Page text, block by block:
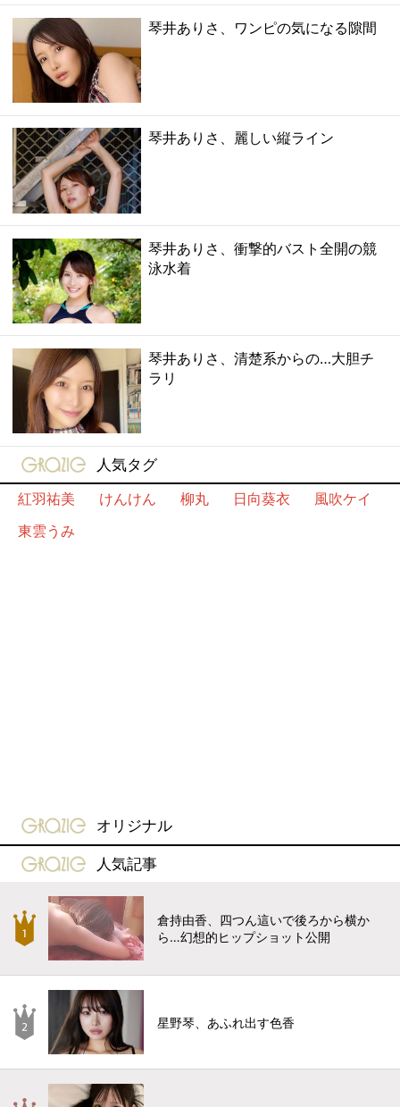
琴井ありさ、ワンピの気になる隙間
琴井ありさ、麗しい縦ライン
琴井ありさ、衝撃的バスト全開の競
泳水着
琴井ありさ、清楚系からの…大胆チ
ラリ
gravure-grazie
人気タグ
紅羽祐美
けんけん 柳丸 日向葵衣
風吹ケイ
東雲うみ
gravure-grazie
オリジナル
gravure-grazie
人気記事
倉持由香、四つん這いで後ろから横か
ら…幻想的ヒップショット公開
星野琴、あふれ出す色香